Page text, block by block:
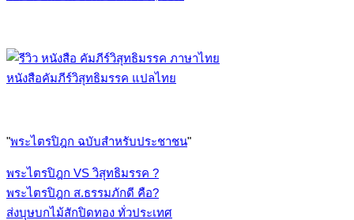
หนังสือคัมภีร์วิสุทธิมรรค แปลไทย
"พระไตรปิฎก ฉบับสำหรับประชาชน"
พระไตรปิฎก VS วิสุทธิมรรค ?
พระไตรปิฎก ส.ธรรมภักดี คือ?
ส่งบุษบกไม้สักปิดทอง ทั่วประเทศ